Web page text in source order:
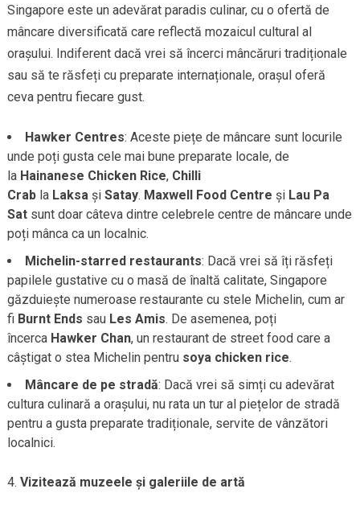
Singapore este un adevărat paradis culinar, cu o ofertă de
mâncare diversificată care reflectă mozaicul cultural al
orașului. Indiferent dacă vrei să încerci mâncăruri tradiționale
sau să te răsfeți cu preparate internaționale, orașul oferă
ceva pentru fiecare gust.
Hawker Centres: Aceste piețe de mâncare sunt locurile
unde poți gusta cele mai bune preparate locale, de
la Hainanese Chicken Rice, Chilli
Crabla Laksa și Satay. Maxwell Food Centre și Lau Pa
Satsunt doar câteva dintre celebrele centre de mâncare unde
poți mânca ca un localnic.
Michelin-starred restaurants: Dacă vrei să îți răsfeți
papilele gustative cu o masă de înaltă calitate, Singapore
găzduiește numeroase restaurante cu stele Michelin, cum ar
fi Burnt Ends sau Les Amis. De asemenea, poți
încerca Hawker Chan, un restaurant de street food care a
câștigat o stea Michelin pentru soya chicken rice.
Mâncare de pe stradă: Dacă vrei să simți cu adevărat
cultura culinară a orașului, nu rata un tur al piețelor de stradă
pentru a gusta preparate tradiționale, servite de vânzători
localnici.
Vizitează muzeele și galeriile de artă